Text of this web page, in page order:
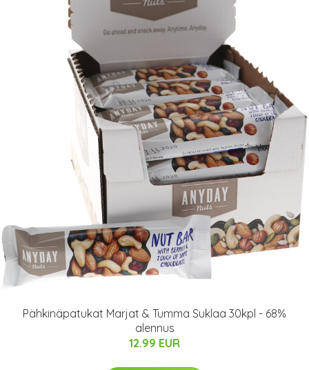
Pähkinäpatukat Marjat & Tumma Suklaa 30kpl - 68%
alennus
12.99 EUR